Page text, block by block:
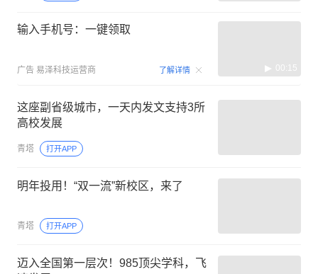
输入手机号：一键领取
广告 易泽科技运营商 了解详情 00:15
这座副省级城市，一天内发文支持3所
高校发展
青塔 打开APP
明年投用！“双一流”新校区，来了
青塔 打开APP
迈入全国第一层次！985顶尖学科，飞